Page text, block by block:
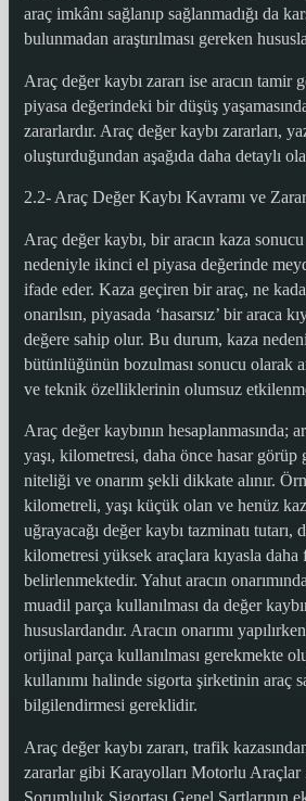
araç imkânı sağlanıp sağlanmadığı da
bulunmadan araştırılması gereken
Araç değer kaybı zararı ise aracın tamir
piyasa değerindeki bir düşüş
zararlardır. Araç değer kaybı zararları,
oluşturduğundan aşağıda daha detaylı
2.2- Araç Değer Kaybı Kavramı ve
Araç değer kaybı, bir aracın kaza sonucu
nedeniyle ikinci el piyasa değerinde
ifade eder. Kaza geçiren bir araç, ne
onarılsın, piyasada ‘hasarsız’ bir araca
değere sahip olur. Bu durum, kaza
bütünlüğünün bozulması sonucu olarak
ve teknik özelliklerinin olumsuz
Araç değer kaybının hesaplanmasında;
yaşı, kilometresi, daha önce hasar görüp
niteliği ve onarım şekli dikkate alınır.
kilometreli, yaşı küçük olan ve henüz
uğrayacağı değer kaybı tazminatı tutarı,
kilometresi yüksek araçlara kıyasla daha
belirlenmektedir. Yahut aracın
muadil parça kullanılması da değer
hususlardandır. Aracın onarımı
orijinal parça kullanılması gerekmekte
kullanımı halinde sigorta şirketinin araç
bilgilendirmesi gereklidir.
Araç değer kaybı zararı, trafik
zararlar gibi Karayolları Motorlu
Sorumluluk Sigortası Genel Şartlarının